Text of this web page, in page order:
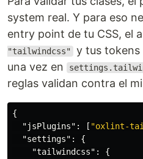
system real. Y para eso
entry point de tu CSS, el
"tailwindcss" y tus tokens
una vez en
reglas validan contra el
{
"jsPlugins" : [ "oxlint-
"settings" :
{
"tailwindcss" :
{